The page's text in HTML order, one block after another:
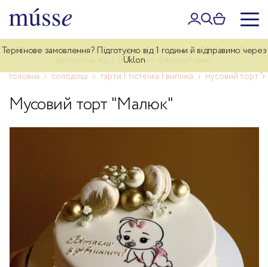
Дбайлива доставка власним курʼєром по Києву — 340 грн. Для
замовлень від 5 000 грн — безкоштовно.
Термінове замовлення? Підготуємо від 1 години й відправимо через
Uklon
головна солодощі тарти | тістечка | випічка мусовий торт
Мусовий торт "Малюк"